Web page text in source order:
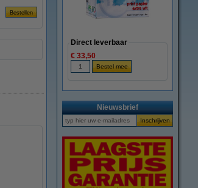
Direct leverbaar
€ 33,50
Nieuwsbrief